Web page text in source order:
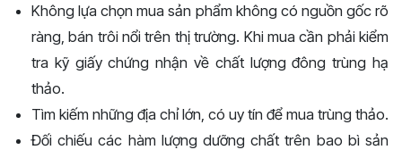
Không lựa chọn mua sản phẩm không có nguồn gốc rõ
ràng, bán trôi nổi trên thị trường. Khi mua cần phải kiểm
tra kỹ giấy chứng nhận về chất lượng đông trùng hạ
thảo.
Tìm kiếm những địa chỉ lớn, có uy tín để mua trùng thảo.
Đối chiếu các hàm lượng dưỡng chất trên bao bì sản